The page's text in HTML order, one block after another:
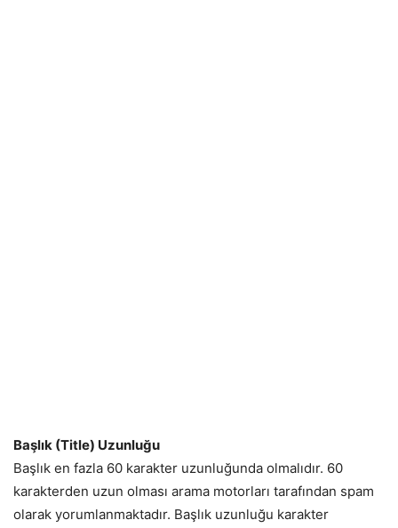
Başlık (Title) Uzunluğu
Başlık en fazla 60 karakter uzunluğunda olmalıdır. 60
karakterden uzun olması arama motorları tarafından spam
olarak yorumlanmaktadır. Başlık uzunluğu karakter